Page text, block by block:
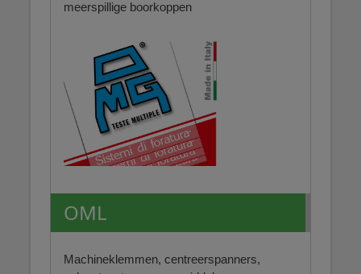
meerspillige boorkoppen
OML
Machineklemmen, centreerspanners,